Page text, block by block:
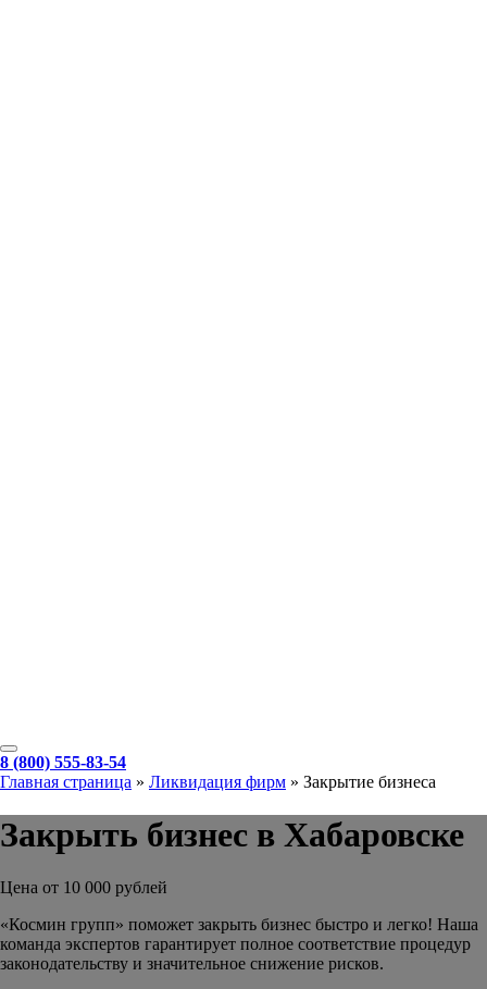
8 (800) 555-83-54
Главная страница » Ликвидация фирм » Закрытие бизнеса
Закрыть бизнес в Хабаровске
Цена от 10 000 рублей
«Космин групп» поможет закрыть бизнес быстро и легко! Наша
команда экспертов гарантирует полное соответствие процедур
законодательству и значительное снижение рисков.